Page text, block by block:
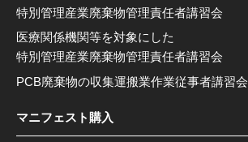
特別管理産業廃棄物管理責任者講習会
医療関係機関等を対象にした
特別管理産業廃棄物管理責任者講習会
PCB廃棄物の収集運搬業作業従事者講習会
マニフェスト購入